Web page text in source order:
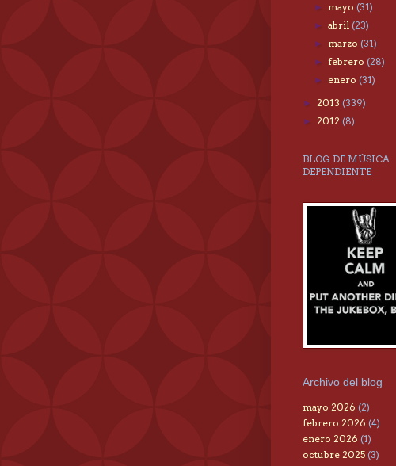
► mayo(31)
►abril(23)
► marzo(31)
►febrero(28)
► enero(31)
► 2013 (339)
► 2012 (8)
BLOG DE MÚSICA
DEPENDIENTE
Archivo del blog
mayo 2026 (2)
febrero 2026 (4)
enero 2026 (1)
octubre 2025 (3)